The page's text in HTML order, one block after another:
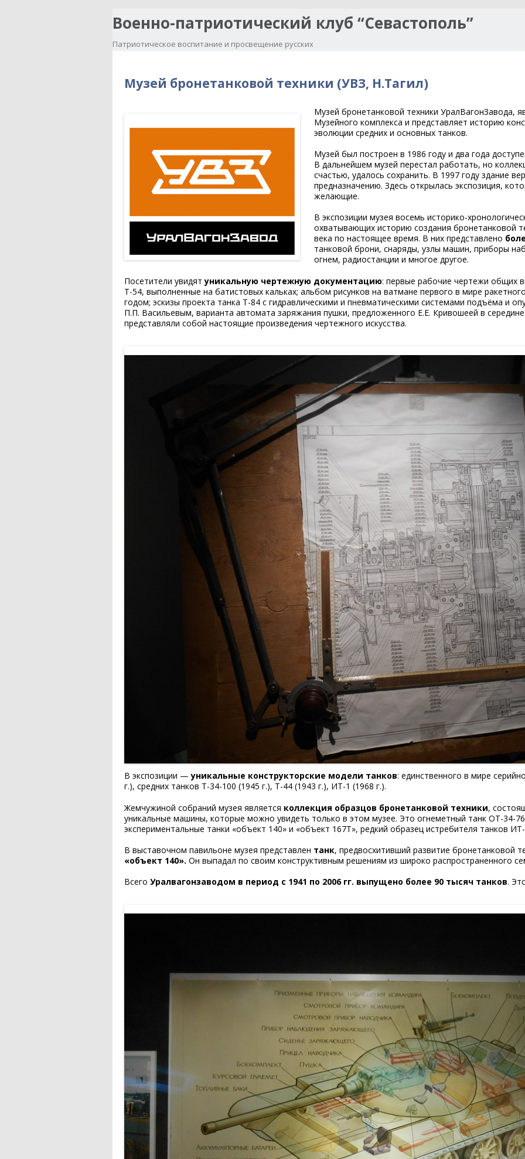
Военно-патриотический клуб “Севастополь”
Патриотическое воспитание и просвещение русских
Музей бронетанковой техники (УВЗ, Н.Тагил)
Музей бронетанковой техники УралВагонЗавода,
Музейного комплекса и представляет историю
эволюции средних и основных танков.
Музей был построен в 1986 году и два года
В дальнейшем музей перестал работать, но
счастью, удалось сохранить. В 1997 году здание
предназначению. Здесь открылась экспозиция,
желающие.
В экспозиции музея восемь историко-
охватывающих историю создания бронетанковой
века по настоящее время. В них представлено
танковой брони, снаряды, узлы машин, приборы
огнем, радиостанции и многое другое.
Посетители увидятуникальную чертежную документацию: первые рабочие чертежи общих
Т-54, выполненные на батистовых кальках; альбом рисунков на ватмане первого в мире
годом; эскизы проекта танка Т-84 с гидравлическими и пневматическими системами подъёма и
П.П. Васильевым, варианта автомата заряжания пушки, предложенного Е.Е. Кривошеей в
представляли собой настоящие произведения чертежного искусства.
В экспозиции —уникальные конструкторские модели танков: единственного в мире
г.), средних танков Т-34-100 (1945 г.), Т-44 (1943 г.), ИТ-1 (1968 г.).
Жемчужиной собраний музея является коллекция образцов бронетанковой техники,
уникальные машины, которые можно увидеть только в этом музее. Это огнеметный танк ОТ-34-76
экспериментальные танки «объект 140» и «объект 167Т», редкий образец истребителя танков
В выставочном павильоне музея представлен танк, предвосхитивший развитие бронетанковой
«объект 140». Он выпадал по своим конструктивным решениям из широко распространенного
Всего Уралвагонзаводом в период с 1941 по 2006 гг. выпущено более 90 тысяч танков.